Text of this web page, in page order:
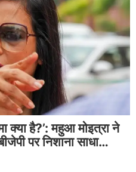
क्या है?’: महुआ मोइत्रा ने
पर निशाना साधा…